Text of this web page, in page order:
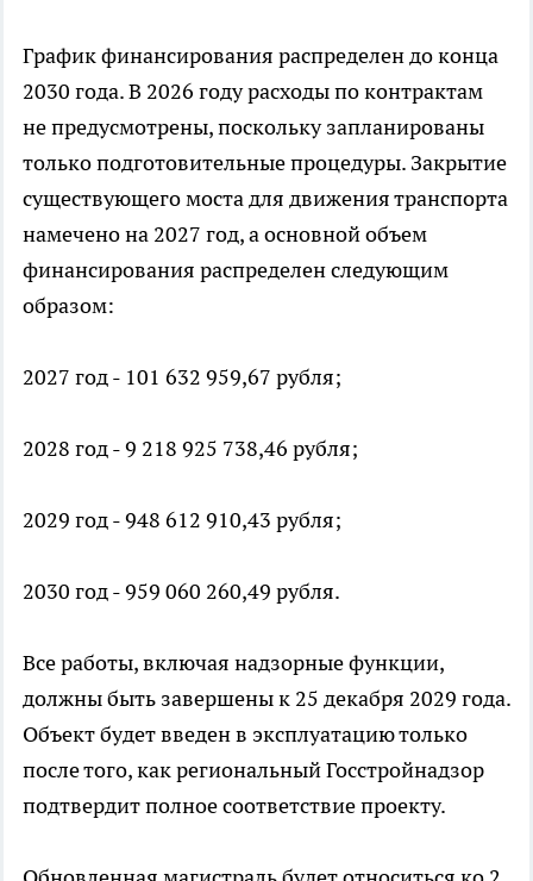
График финансирования распределен до конца
2030 года. В 2026 году расходы по контрактам
не предусмотрены, поскольку запланированы
только подготовительные процедуры. Закрытие
существующего моста для движения транспорта
намечено на 2027 год, а основной объем
финансирования распределен следующим
образом:
2027 год - 101 632 959,67 рубля;
2028 год - 9 218 925 738,46 рубля;
2029 год - 948 612 910,43 рубля;
2030 год - 959 060 260,49 рубля.
Все работы, включая надзорные функции,
должны быть завершены к 25 декабря 2029 года.
Объект будет введен в эксплуатацию только
после того, как региональный Госстройнадзор
подтвердит полное соответствие проекту.